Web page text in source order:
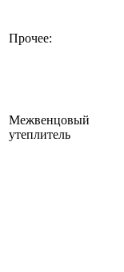
Прочее:
Межвенцовый
утеплитель